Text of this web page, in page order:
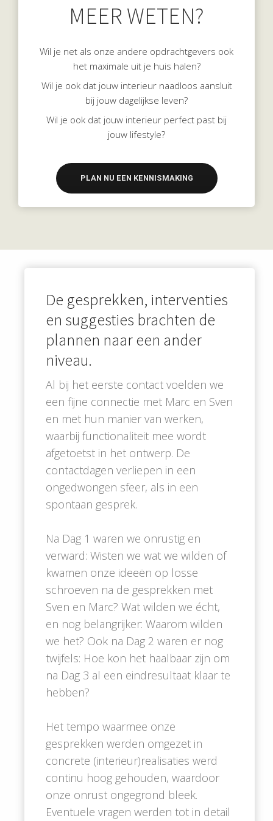
MEER WETEN?
Wil je net als onze andere opdrachtgevers ook
het maximale uit je huis halen?
Wil je ook dat jouw interieur naadloos aansluit
bij jouw dagelijkse leven?
Wil je ook dat jouw interieur perfect past bij
jouw lifestyle?
PLAN NU EEN KENNISMAKING
De gesprekken, interventies
en suggesties brachten de
plannen naar een ander
niveau.
Al bij het eerste contact voelden we
een fijne connectie met Marc en Sven
en met hun manier van werken,
waarbij functionaliteit mee wordt
afgetoetst in het ontwerp. De
contactdagen verliepen in een
ongedwongen sfeer, als in een
spontaan gesprek.
Na Dag 1 waren we onrustig en
verward: Wisten we wat we wilden of
kwamen onze ideeën op losse
schroeven na de gesprekken met
Sven en Marc? Wat wilden we écht,
en nog belangrijker: Waarom wilden
we het? Ook na Dag 2 waren er nog
twijfels: Hoe kon het haalbaar zijn om
na Dag 3 al een eindresultaat klaar te
hebben?
Het tempo waarmee onze
gesprekken werden omgezet in
concrete (interieur)realisaties werd
continu hoog gehouden, waardoor
onze onrust ongegrond bleek.
Eventuele vragen werden tot in detail